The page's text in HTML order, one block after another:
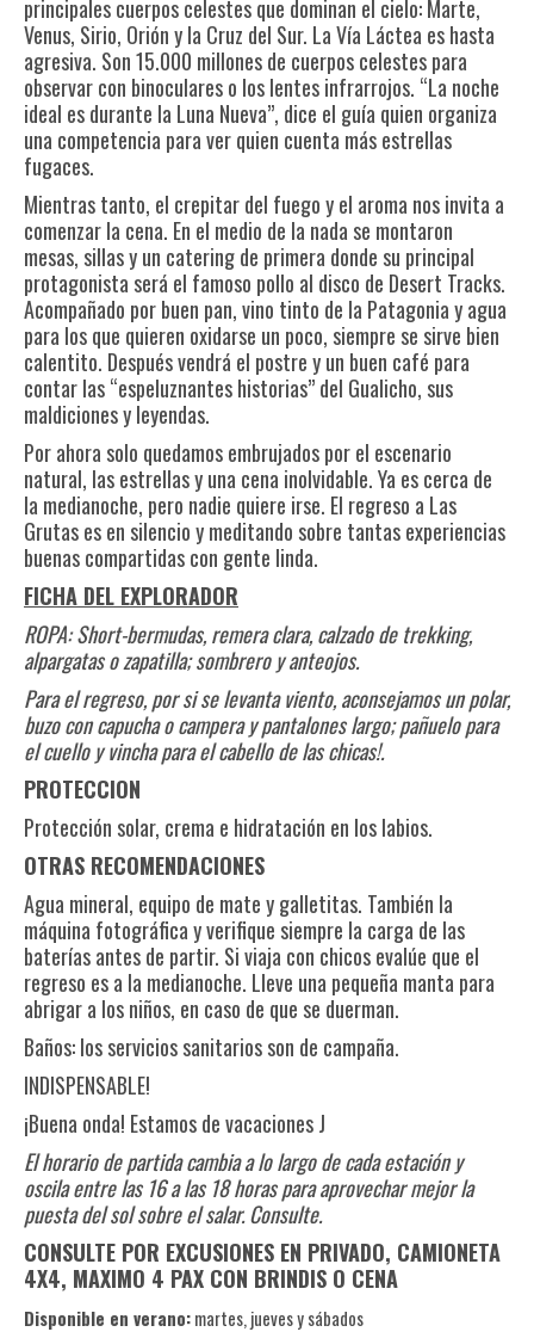
principales cuerpos celestes que dominan el cielo: Marte,
Venus, Sirio, Orión y la Cruz del Sur. La Vía Láctea es hasta
agresiva. Son 15.000 millones de cuerpos celestes para
observar con binoculares o los lentes infrarrojos. “La noche
ideal es durante la Luna Nueva”, dice el guía quien organiza
una competencia para ver quien cuenta más estrellas
fugaces.
Mientras tanto, el crepitar del fuego y el aroma nos invita a
comenzar la cena. En el medio de la nada se montaron
mesas, sillas y un catering de primera donde su principal
protagonista será el famoso pollo al disco de Desert Tracks.
Acompañado por buen pan, vino tinto de la Patagonia y agua
para los que quieren oxidarse un poco, siempre se sirve bien
calentito. Después vendrá el postre y un buen café para
contar las “espeluznantes historias” del Gualicho, sus
maldiciones y leyendas.
Por ahora solo quedamos embrujados por el escenario
natural, las estrellas y una cena inolvidable. Ya es cerca de
la medianoche, pero nadie quiere irse. El regreso a Las
Grutas es en silencio y meditando sobre tantas experiencias
buenas compartidas con gente linda.
FICHA DEL EXPLORADOR
ROPA: Short-bermudas, remera clara, calzado de trekking,
alpargatas o zapatilla; sombrero y anteojos.
Para el regreso, por si se levanta viento, aconsejamos un polar,
buzo con capucha o campera y pantalones largo; pañuelo para
el cuello y vincha para el cabello de las chicas!.
PROTECCION
Protección solar, crema e hidratación en los labios.
OTRAS RECOMENDACIONES
Agua mineral, equipo de mate y galletitas. También la
máquina fotográfica y verifique siempre la carga de las
baterías antes de partir. Si viaja con chicos evalúe que el
regreso es a la medianoche. Lleve una pequeña manta para
abrigar a los niños, en caso de que se duerman.
Baños: los servicios sanitarios son de campaña.
INDISPENSABLE!
¡Buena onda! Estamos de vacaciones J
El horario de partida cambia a lo largo de cada estación y
oscila entre las 16 a las 18 horas para aprovechar mejor la
puesta del sol sobre el salar. Consulte.
CONSULTE POR EXCUSIONES EN PRIVADO, CAMIONETA
4X4, MAXIMO 4 PAX CON BRINDIS O CENA
Disponible en verano:martes, jueves y sábados